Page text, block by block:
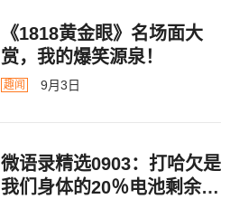
《1818黄金眼》名场面大
赏，我的爆笑源泉！
趣闻 9月3日
微语录精选0903：打哈欠是
我们身体的20％电池剩余警